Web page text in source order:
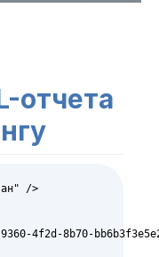
отчета
/>
4f2d-8b70-